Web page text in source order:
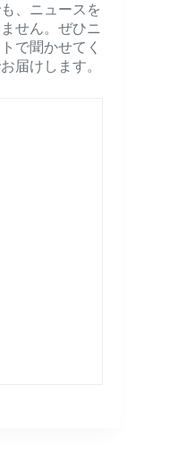
、ニュースを
せん。ぜひニ
で聞かせてく
届けします。